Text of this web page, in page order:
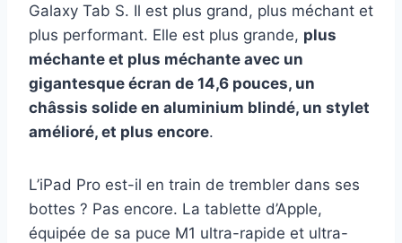
Galaxy Tab S. Il est plus grand, plus méchant et
plus performant. Elle est plus grande, plus
méchante et plus méchante avec un
gigantesque écran de 14,6 pouces, un
châssis solide en aluminium blindé, un stylet
amélioré, et plus encore.
L’iPad Pro est-il en train de trembler dans ses
bottes ? Pas encore. La tablette d’Apple,
équipée de sa puce M1 ultra-rapide et ultra-